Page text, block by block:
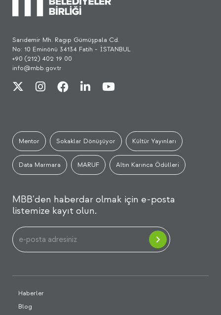
Sarıdemir Mh. Ragıp Gümüşpala Cd.
No: 10 Eminönü 34134 Fatih - İSTANBUL
+90 (212) 402 19 00
info@mbb.gov.tr
Mentor Sokaklar Dönüşüyor Kültür Yayınları
Data Marmara MARUF Altın Karınca Ödülleri
MBB'den haberdar olmak için e-posta
listemize kayıt olun.
Haberler
Blog